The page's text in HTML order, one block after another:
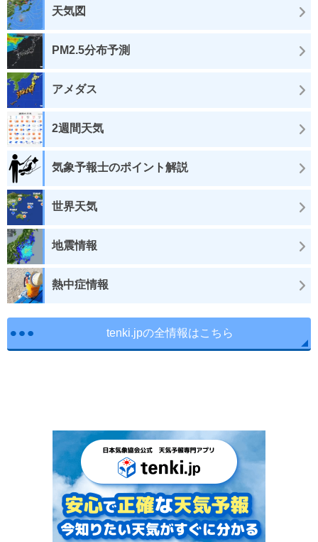
天気図
PM2.5分布予測
アメダス
2週間天気
気象予報士のポイント解説
世界天気
地震情報
熱中症情報
tenki.jpの全情報はこちら